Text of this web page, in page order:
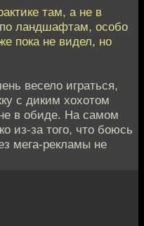
там, а не в
по ландшафтам, особо
пока не видел, но
весело играться,
с диким хохотом
в обиде. На самом
из-за того, что боюсь
мега-рекламы не